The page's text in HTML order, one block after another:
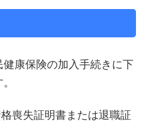
康保険の加入手続きに下
喪失証明書または退職証